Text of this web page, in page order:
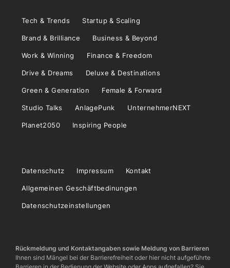
Tech & Trends Startup & Scaling
Brand & Brilliance Business & Beyond
Work & Winning Finance & Freedom
Drive & Dreams Deluxe & Destinations
Green & Generation Female & Forward
Studio Talks AnlagePunk UnternehmerNEXT
Planet2050 Inspiring People
Datenschutz Impressum Kontakt
Allgemeinen Geschäftbedinungen
Datenschutzeinstellungen
Rückmeldung und Kontaktangaben sowie Meldung von Barrieren
Ihnen sind Mängel bei der Barrierefreiheit oder hier nicht aufgeführte